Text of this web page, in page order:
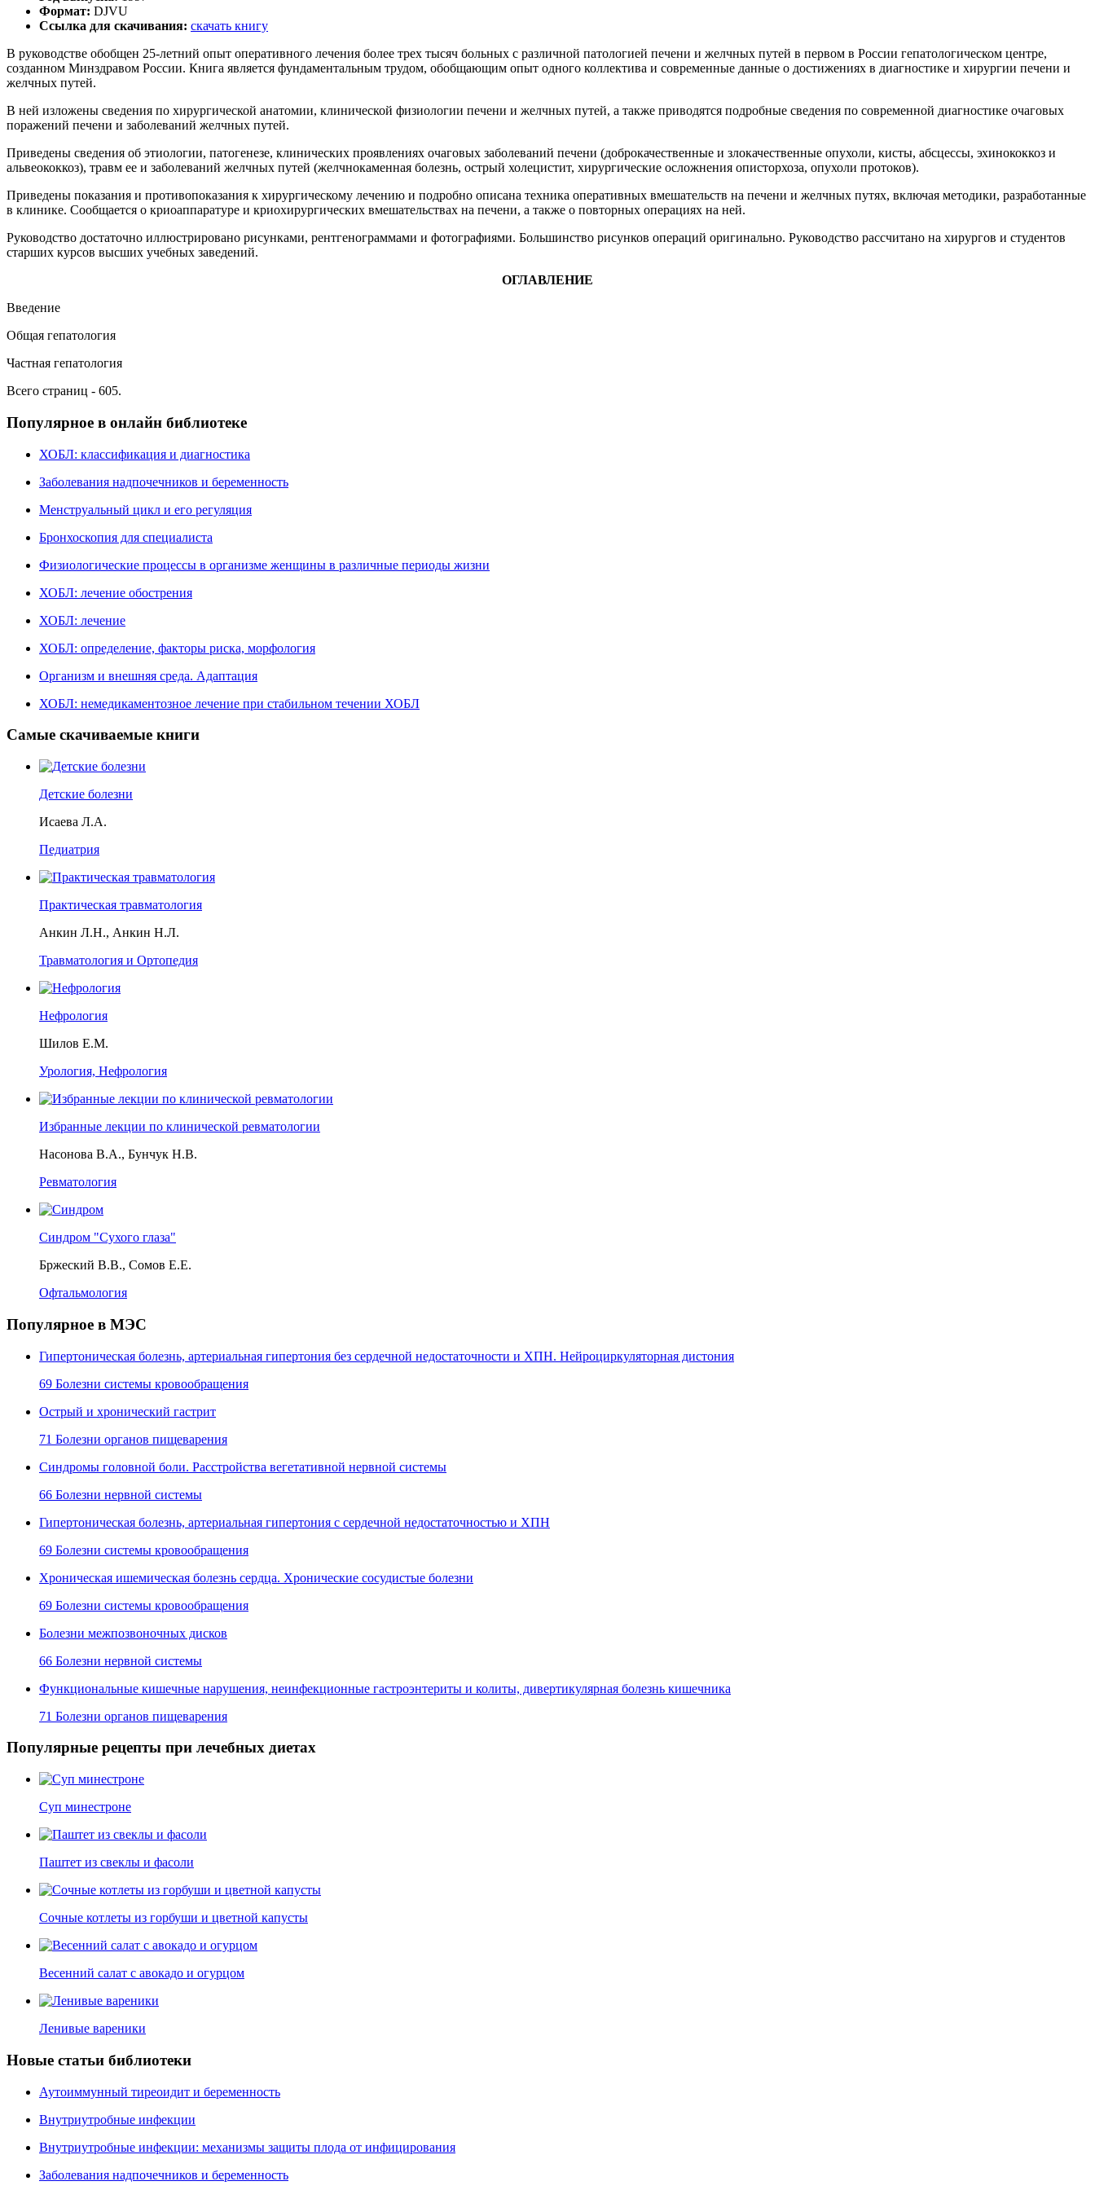
Формат: DJVU
Ссылка для скачивания: скачать книгу
В руководстве обобщен 25-летний опыт оперативного лечения более трех тысяч больных с различной патологией печени и желчных путей в первом в России гепатологическом центре,
созданном Минздравом России. Книга является фундаментальным трудом, обобщающим опыт одного коллектива и современные данные о достижениях в диагностике и хирургии печени и
желчных путей.
В ней изложены сведения по хирургической анатомии, клинической физиологии печени и желчных путей, а также приводятся подробные сведения по современной диагностике очаговых
поражений печени и заболеваний желчных путей.
Приведены сведения об этиологии, патогенезе, клинических проявлениях очаговых заболеваний печени (доброкачественные и злокачественные опухоли, кисты, абсцессы, эхинококкоз и
альвеококкоз), травм ее и заболеваний желчных путей (желчнокаменная болезнь, острый холецистит, хирургические осложнения описторхоза, опухоли протоков).
Приведены показания и противопоказания к хирургическому лечению и подробно описана техника оперативных вмешательств на печени и желчных путях, включая методики, разработанные
в клинике. Сообщается о криоаппаратуре и криохирургических вмешательствах на печени, а также о повторных операциях на ней.
Руководство достаточно иллюстрировано рисунками, рентгенограммами и фотографиями. Большинство рисунков операций оригинально. Руководство рассчитано на хирургов и студентов
старших курсов высших учебных заведений.
ОГЛАВЛЕНИЕ
Введение
Общая гепатология
Частная гепатология
Всего страниц - 605.
Популярное в онлайн библиотеке
ХОБЛ: классификация и диагностика
Заболевания надпочечников и беременность
Менструальный цикл и его регуляция
Бронхоскопия для специалиста
Физиологические процессы в организме женщины в различные периоды жизни
ХОБЛ: лечение обострения
ХОБЛ: лечение
ХОБЛ: определение, факторы риска, морфология
Организм и внешняя среда. Адаптация
ХОБЛ: немедикаментозное лечение при стабильном течении ХОБЛ
Самые скачиваемые книги
Детские болезни
Исаева Л.А.
Педиатрия
Практическая травматология
Анкин Л.Н., Анкин Н.Л.
Травматология и Ортопедия
Нефрология
Шилов Е.М.
Урология, Нефрология
Избранные лекции по клинической ревматологии
Насонова В.А., Бунчук Н.В.
Ревматология
Синдром "Сухого глаза"
Бржеский В.В., Сомов Е.Е.
Офтальмология
Популярное в МЭС
Гипертоническая болезнь, артериальная гипертония без сердечной недостаточности и ХПН. Нейроциркуляторная дистония
69 Болезни системы кровообращения
Острый и хронический гастрит
71 Болезни органов пищеварения
Синдромы головной боли. Расстройства вегетативной нервной системы
66 Болезни нервной системы
Гипертоническая болезнь, артериальная гипертония с сердечной недостаточностью и ХПН
69 Болезни системы кровообращения
Хроническая ишемическая болезнь сердца. Хронические сосудистые болезни
69 Болезни системы кровообращения
Болезни межпозвоночных дисков
66 Болезни нервной системы
Функциональные кишечные нарушения, неинфекционные гастроэнтериты и колиты, дивертикулярная болезнь кишечника
71 Болезни органов пищеварения
Популярные рецепты при лечебных диетах
Суп минестроне
Паштет из свеклы и фасоли
Сочные котлеты из горбуши и цветной капусты
Весенний салат с авокадо и огурцом
Ленивые вареники
Новые статьи библиотеки
Аутоиммунный тиреоидит и беременность
Внутриутробные инфекции
Внутриутробные инфекции: механизмы защиты плода от инфицирования
Заболевания надпочечников и беременность